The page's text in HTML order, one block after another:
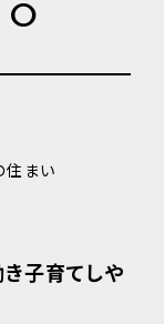
住まい
子育てしや